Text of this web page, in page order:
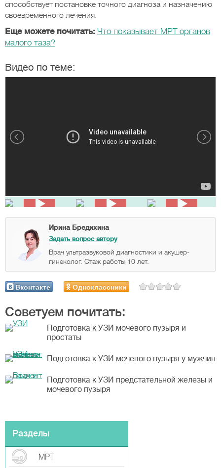
способствует постановке точного диагноза и назначению
своевременного лечения.
Еще можете почитать: Что показывает МРТ органов
малого таза?
Видео по теме:
Ирина Бредихина
Задать вопрос автору
Врач ультразвуковой диагностики и акушер-
гинеколог. Стаж работы 10 лет.
Вконтакте Одноклассники
Советуем почитать:
Подготовка к УЗИ мочевого пузыря и
простаты
Подготовка к УЗИ мочевого пузыря у мужчин
Подготовка к УЗИ предстательной железы и
мочевого пузыря
Разделы
МРТ